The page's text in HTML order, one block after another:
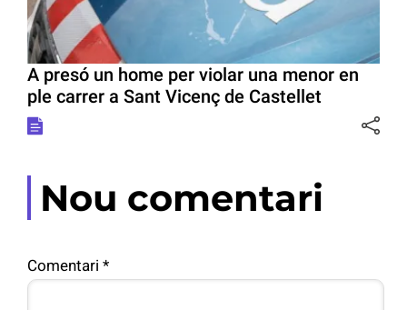
A presó un home per violar una menor en
ple carrer a Sant Vicenç de Castellet
Nou comentari
Comentari *